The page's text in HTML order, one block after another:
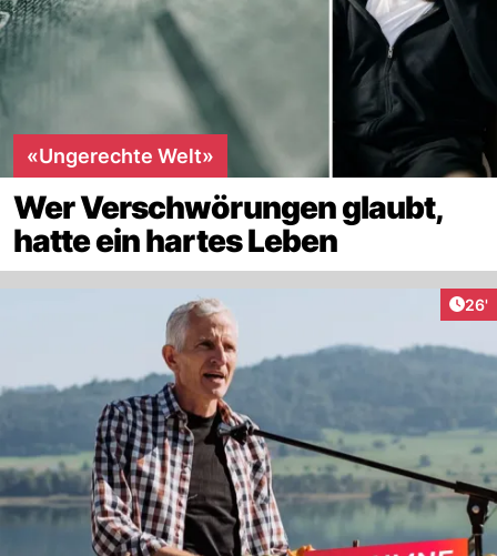
«Ungerechte Welt»
Wer Verschwörungen glaubt,
hatte ein hartes Leben
26'